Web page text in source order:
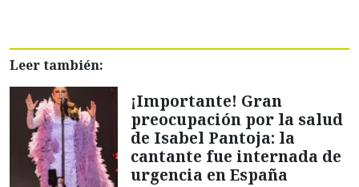
Leer también:
¡Importante! Gran
preocupación por la salud
de Isabel Pantoja: la
cantante fue internada de
urgencia en España